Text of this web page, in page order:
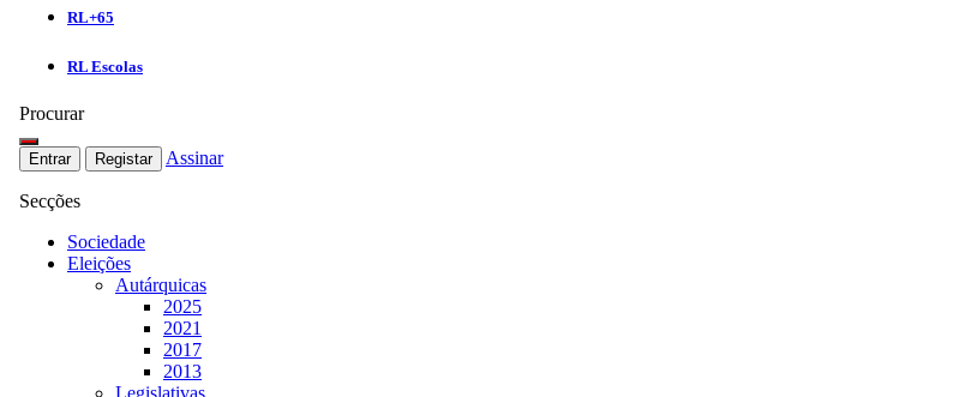
RL+65
RL Escolas
Procurar
Entrar Registar Assinar
Secções
Sociedade
Eleições
Autárquicas
2025
2021
2017
2013
Legislativas